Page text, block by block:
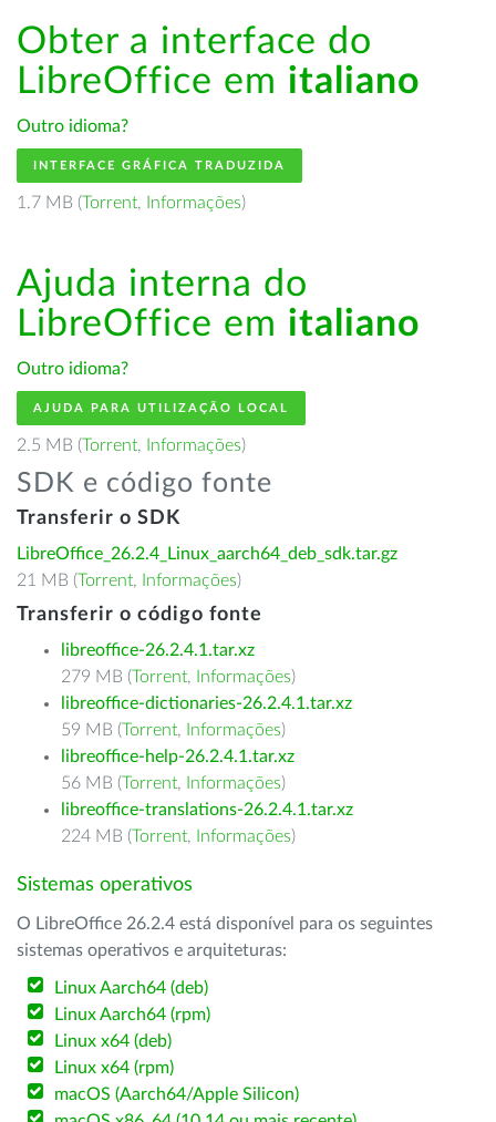
Obter a interface do
LibreOffice em italiano
Outro idioma?
INTERFACE GRÁFICA TRADUZIDA
1.7 MB (Torrent, Informações)
Ajuda interna do
LibreOffice em italiano
Outro idioma?
AJUDA PARA UTILIZAÇÃO LOCAL
2.5 MB (Torrent, Informações)
SDK e código fonte
Transferir o SDK
LibreOffice_26.2.4_Linux_aarch64_deb_sdk.tar.gz
21 MB (Torrent, Informações)
Transferir o código fonte
libreoffice-26.2.4.1.tar.xz
279 MB (Torrent, Informações)
libreoffice-dictionaries-26.2.4.1.tar.xz
59 MB (Torrent, Informações)
libreoffice-help-26.2.4.1.tar.xz
56 MB (Torrent, Informações)
libreoffice-translations-26.2.4.1.tar.xz
224 MB (Torrent, Informações)
Sistemas operativos
O LibreOffice 26.2.4 está disponível para os seguintes
sistemas operativos e arquiteturas:
Linux Aarch64 (deb)
Linux Aarch64 (rpm)
Linux x64 (deb)
Linux x64 (rpm)
macOS (Aarch64/Apple Silicon)